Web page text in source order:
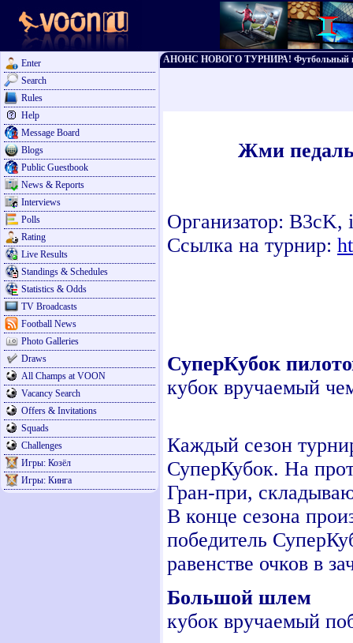
Enter
Search
Rules
Help
Message Board
Blogs
Public Guestbook
News & Reports
Interviews
Polls
Rating
Live Results
Standings & Schedules
Statistics & Odds
TV Broadcasts
Football News
Photo Galleries
Draws
All Champs at VOON
Vacancy Search
Offers & Invitations
Squads
Challenges
Игры: Козёл
Игры: Кинга
АНОНС НОВОГО ТУРНИРА! Футбольный
Жми педаль
Организатор: B3cK,
Ссылка на турнир:
СуперКубок
кубок вручаемый
Каждый сезон
СуперКубок. На
Гран-при,
В конце сезона
победитель
равенстве очков в
Большой шлем
кубок вручаемый